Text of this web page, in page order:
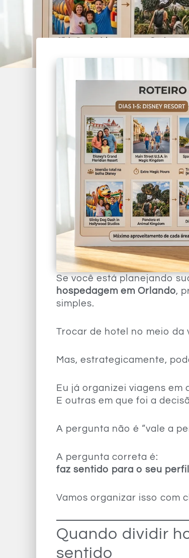
Se você está planejando
hospedagem em Orlando,
simples.
Trocar de hotel no meio da
Mas, estrategicamente,
Eu já organizei viagens em
E outras em que foi a
A pergunta não é “vale a
A pergunta correta é:
faz sentido para o seu
Vamos organizar isso com
Quando dividir
sentido